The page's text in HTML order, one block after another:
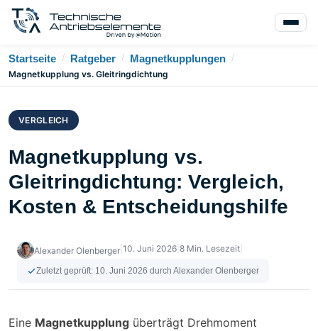
Startseite / Ratgeber / Magnetkupplungen /
Magnetkupplung vs. Gleitringdichtung
VERGLEICH
Magnetkupplung vs.
Gleitringdichtung: Vergleich,
Kosten & Entscheidungshilfe
Alexander Olenberger 10. Juni 2026 8 Min. Lesezeit
Zuletzt geprüft: 10. Juni 2026 durch Alexander Olenberger
Eine Magnetkupplung überträgt Drehmoment